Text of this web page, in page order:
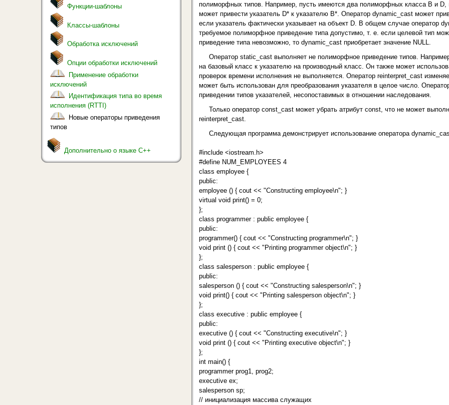
Функции-шаблоны
Классы-шаблоны
Обработка исключений
Опции обработки исключений
Применение обработки
исключений
Идентификация типа во время
исполнения (RTTI)
Новые операторы приведения
типов
Дополнительно о языке C++
полиморфных типов. Например, пусть имеются два полиморфных класса В и D,
может привести указатель D* к указателю В*. Оператор dynamic_cast может
если указатель фактически указывает на объект D. В общем случае оператор
требуемое полиморфное приведение типа допустимо, т. е. если целевой тип
приведение типа невозможно, то dynamic_cast приобретает значение NULL.
Оператор static_cast выполняет не полиморфное приведение типов.
на базовый класс к указателю на производный класс. Он также может
проверок времени ис­полнения не выполняется. Оператор reinterpret_cast
может быть использован для преобразования указателя в целое число.
приведении типов указателей, несопо­ставимых в отношении наследования.
Только оператор const_cast может убрать атрибут const, что не может
reinterpret_cast.
Следующая программа демонстрирует использование оператора
#include <iostream.h>
#define NUM_EMPLOYEES 4
class employee {
public:
employee () { cout << "Constructing employee\n"; }
virtual void print() = 0;
};
class programmer : public employee {
public:
programmer() { cout << "Constructing programmer\n"; }
void print () { cout << "Printing programmer object\n"; }
};
class salesperson : public employee {
public:
salesperson () { cout << "Constructing salesperson\n"; }
void print() { cout << "Printing salesperson object\n"; }
};
class executive : public employee {
public:
executive () { cout << "Constructing executive\n"; }
void print () { cout << "Printing executive object\n"; }
};
int main() {
programmer prog1, prog2;
executive ex;
salesperson sp;
// инициализация массива служащих